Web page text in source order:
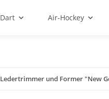
Dart Air-Hockey
Ledertrimmer und Former "New